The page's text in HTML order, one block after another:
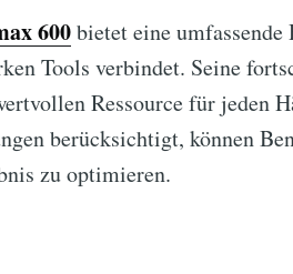
600bietet eine
Tools verbindet. Seine
Ressource für jeden
berücksichtigt, können
zu optimieren.